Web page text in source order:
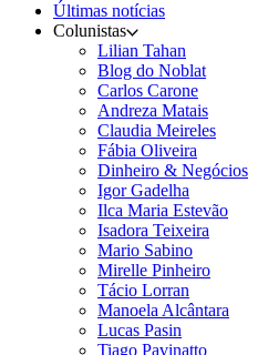
Últimas notícias
Colunistas
Lilian Tahan
Blog do Noblat
Carlos Carone
Andreza Matais
Claudia Meireles
Fábia Oliveira
Dinheiro & Negócios
Igor Gadelha
Ilca Maria Estevão
Isadora Teixeira
Mario Sabino
Mirelle Pinheiro
Tácio Lorran
Manoela Alcântara
Lucas Pasin
Tiago Pavinatto